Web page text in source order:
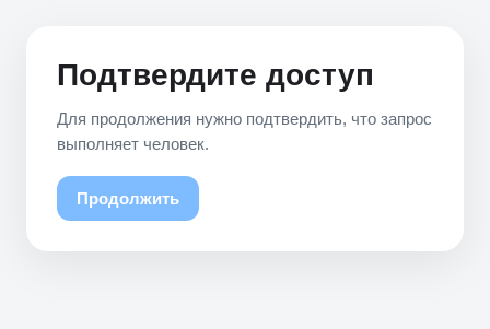
Подтвердите доступ
Для продолжения нужно подтвердить, что запрос
выполняет человек.
Продолжить